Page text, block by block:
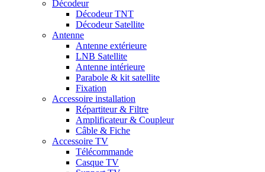
Décodeur
Décodeur TNT
Décodeur Satellite
Antenne
Antenne extérieure
LNB Satellite
Antenne intérieure
Parabole & kit satellite
Fixation
Accessoire installation
Répartiteur & Filtre
Amplificateur & Coupleur
Câble & Fiche
Accessoire TV
Télécommande
Casque TV